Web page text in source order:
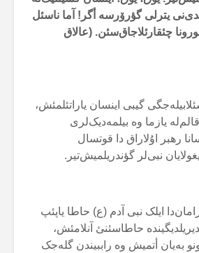
یترلی گؤرۆرسە أگر! آما ناسئل
چئقارئلاجاق‌سئن. (عالاق
گیبی اینسان یاراتئلمئش،
قالم‌لە یازما وە بیلمەدیک‌لری
رهبر اۇلاراق دا قوتسال
نبی‌لر گؤندریلمیش‌تیر.
ایلک نبی آدم (ع) حاطا یاپئپ
حاطاسئنئ آنلامئش،
بەیان أتمیش وە راببیندن گلەجک